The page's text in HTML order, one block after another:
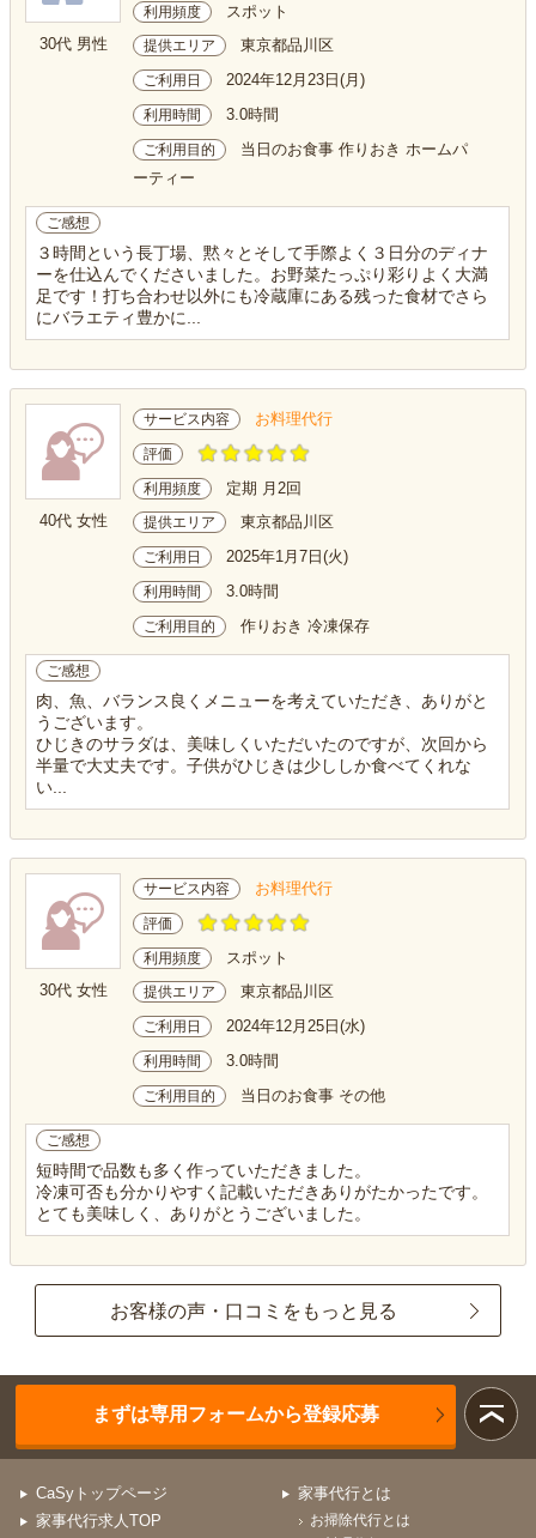
30代 男性
利用頻度 スポット
提供エリア 東京都品川区
ご利用日 2024年12月23日(月)
利用時間 3.0時間
ご利用目的
当日のお食事 作りおき ホームパ
ーティー
ご感想
３時間という長丁場、黙々とそして手際よく３日分のディナ
ーを仕込んでくださいました。お野菜たっぷり彩りよく大満
足です！打ち合わせ以外にも冷蔵庫にある残った食材でさら
にバラエティ豊かに...
40代 女性
サービス内容 お料理代行
評価
利用頻度 定期 月2回
提供エリア 東京都品川区
ご利用日 2025年1月7日(火)
利用時間 3.0時間
ご利用目的 作りおき 冷凍保存
ご感想
肉、魚、バランス良くメニューを考えていただき、ありがと
うございます。
ひじきのサラダは、美味しくいただいたのですが、次回から
半量で大丈夫です。子供がひじきは少ししか食べてくれな
い...
30代 女性
サービス内容 お料理代行
評価
利用頻度 スポット
提供エリア 東京都品川区
ご利用日 2024年12月25日(水)
利用時間 3.0時間
ご利用目的 当日のお食事 その他
ご感想
短時間で品数も多く作っていただきました。
冷凍可否も分かりやすく記載いただきありがたかったです。
とても美味しく、ありがとうございました。
お客様の声・口コミをもっと見る
まずは専用フォームから登録応募
CaSyトップページ
家事代行求人TOP
家事代行とは
お掃除代行とは